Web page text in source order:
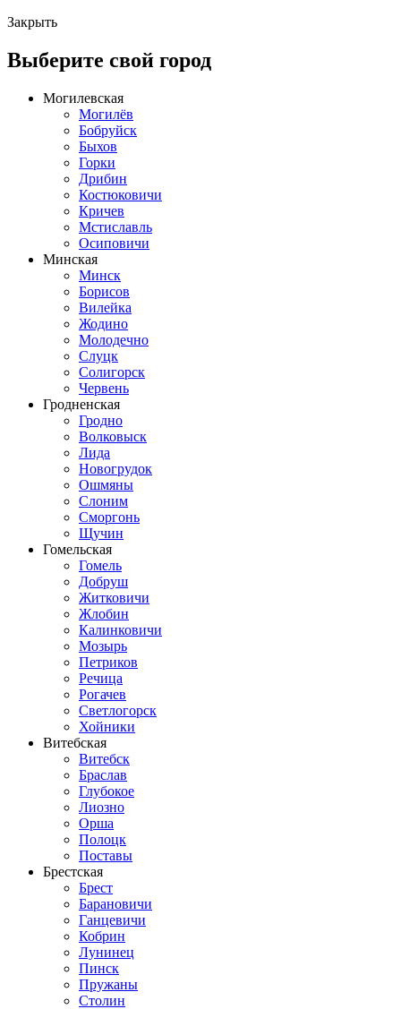
Закрыть
Выберите свой город
Могилевская
Могилёв
Бобруйск
Быхов
Горки
Дрибин
Костюковичи
Кричев
Мстиславль
Осиповичи
Минская
Минск
Борисов
Вилейка
Жодино
Молодечно
Слуцк
Солигорск
Червень
Гродненская
Гродно
Волковыск
Лида
Новогрудок
Ошмяны
Слоним
Сморгонь
Щучин
Гомельская
Гомель
Добруш
Житковичи
Жлобин
Калинковичи
Мозырь
Петриков
Речица
Рогачев
Светлогорск
Хойники
Витебская
Витебск
Браслав
Глубокое
Лиозно
Орша
Полоцк
Поставы
Брестская
Брест
Барановичи
Ганцевичи
Кобрин
Лунинец
Пинск
Пружаны
Столин